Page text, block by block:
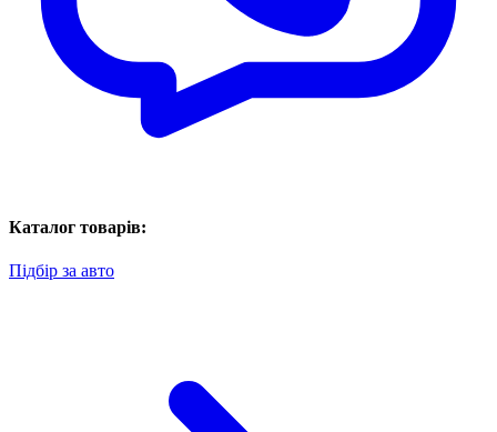
Каталог товарів:
Підбір за авто